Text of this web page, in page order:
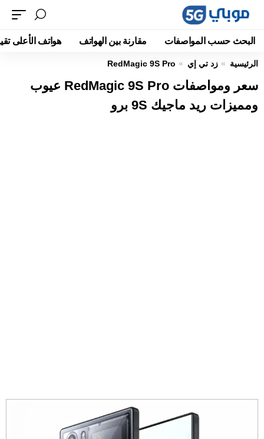
البحث حسب المواصفات مقارنة بين الهواتف هواتف الأعلى
الرئيسية زد تي إي RedMagic 9S Pro
سعر ومواصفات RedMagic 9S Pro عيوب
ومميزات ريد ماجيك 9S برو